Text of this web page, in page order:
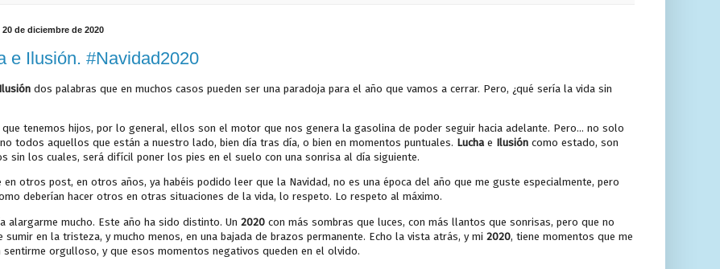
de diciembre de 2020
e Ilusión. #Navidad2020
Ilusión dos palabras que en muchos casos pueden ser una paradoja para el año que vamos a cerrar. Pero, ¿qué sería la vida sin
que tenemos hijos, por lo general, ellos son el motor que nos genera la gasolina de poder seguir hacia adelante. Pero... no solo
todos aquellos que están a nuestro lado, bien día tras día, o bien en momentos puntuales. Lucha e Ilusión como estado, son
sin los cuales, será difícil poner los pies en el suelo con una sonrisa al día siguiente.
en otros post, en otros años, ya habéis podido leer que la Navidad, no es una época del año que me guste especialmente, pero
deberían hacer otros en otras situaciones de la vida, lo respeto. Lo respeto al máximo.
alargarme mucho. Este año ha sido distinto. Un 2020 con más sombras que luces, con más llantos que sonrisas, pero que no
sumir en la tristeza, y mucho menos, en una bajada de brazos permanente. Echo la vista atrás, y mi 2020, tiene momentos que me
sentirme orgulloso, y que esos momentos negativos queden en el olvido.